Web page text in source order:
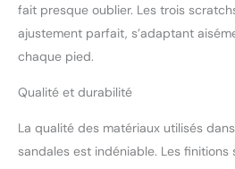
Semelle
fait presque oublier. Les trois
ajustement parfait, s’adaptant
chaque pied.
Qualité et durabilité
La qualité des matériaux utilisés
sandales est indéniable. Les